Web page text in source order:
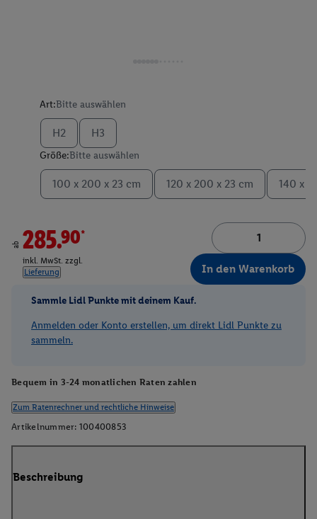
Art:Bitte auswählen
H2 H3
Größe:Bitte auswählen
100 x 200 x 23 cm 120 x 200 x 23 cm 140 x
ab 285.90*
inkl. MwSt. zzgl.
Lieferung
In den Warenkorb
Sammle Lidl Punkte mit deinem Kauf.
Anmelden oder Konto erstellen, um direkt Lidl Punkte zu
sammeln.
Bequem in 3-24 monatlichen Raten zahlen
Zum Ratenrechner und rechtliche Hinweise
Artikelnummer: 100400853
Beschreibung